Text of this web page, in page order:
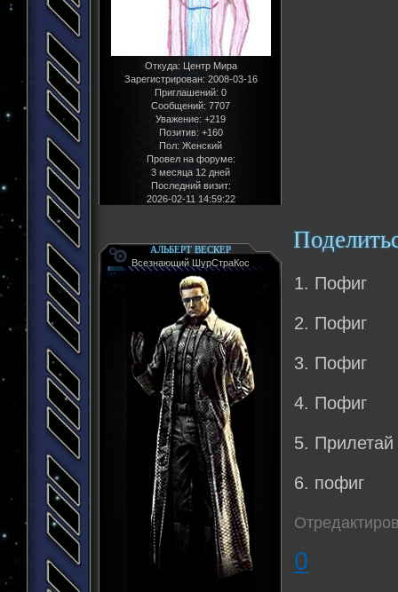
Откуда: Центр Мира
Зарегистрирован: 2008-03-16
Приглашений: 0
Сообщений: 7707
Уважение: +219
Позитив: +160
Пол:Женский
Провел на форуме:
3 месяца 12 дней
Последний визит:
2026-02-11 14:59:22
АЛЬБЕРТ ВЕСКЕР
Всезнающий ШурСтраКос
1. Пофиг
2. Пофиг
3. Пофиг
4. Пофиг
5.
6. пофиг
0